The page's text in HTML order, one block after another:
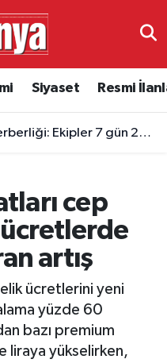
Siyaset Resmi
7 gün 24 saat sahada
cep
ücretlerde
artış
ücretlerini yeni
yüzde 60
bazı premium
liraya yükselirken,
ve Fikstür